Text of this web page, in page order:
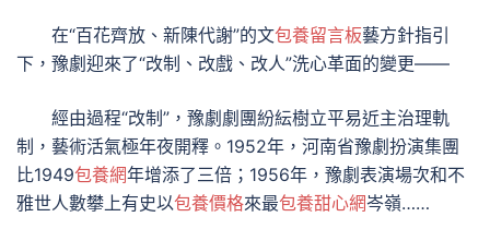
在“百花齊放、新陳代謝”的文包養留言板藝方針指引
下，豫劇迎來了“改制、改戲、改人”洗心革面的變更——
經由過程“改制”，豫劇劇團紛紜樹立平易近主治理軌
制，藝術活氣極年夜開釋。1952年，河南省豫劇扮演集團
比1949包養網年增添了三倍；1956年，豫劇表演場次和不
雅世人數攀上有史以包養價格來最包養甜心網岑嶺……